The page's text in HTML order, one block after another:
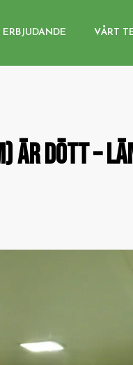
ERBJUDANDE VÅRT
ÄR DÖTT –